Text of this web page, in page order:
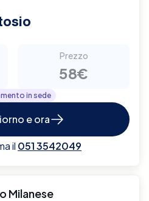
Prezzo
58€
in sede
e ora
il 051 3542049
Milanese